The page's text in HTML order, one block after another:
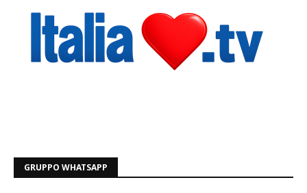
GRUPPO WHATSAPP